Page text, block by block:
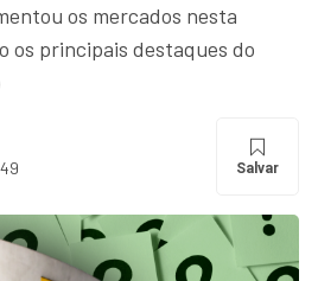
os mercados nesta
principais destaques do
Salvar